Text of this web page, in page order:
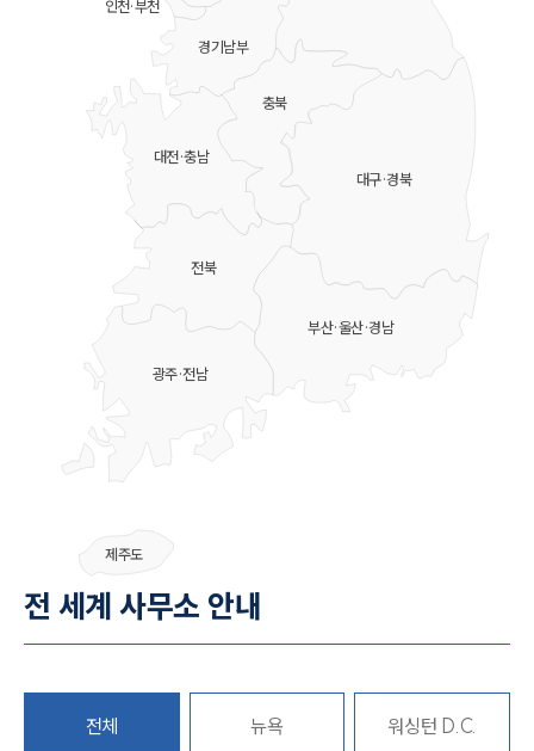
그룹소개
대륜의 강점
오시는 길
고객의 소리
통합검색
AI대륜
충북
대전·충남
대구·경북
부산·울산·경남
전북
광주·전남
제주도
경기남부
인천·부천
전 세계 사무소 안내
전체 뉴욕 워싱턴 D.C.